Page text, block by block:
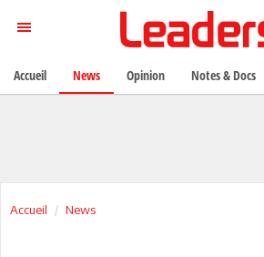
Accueil News
Accueil News Opinion Notes & Docs